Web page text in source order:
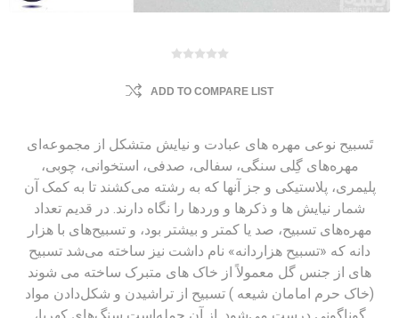
ADD TO COMPARE LIST
تَسبیح نوعی مهره های عبادت و نیایش متشکل از مجموعه‌ای
مهره‌های گِلی سنگی، سفالی، صدفی، استخوانی، چوبی،
پلیمری، پلاستیکی و جز آنها که به رشته می‌کشند تا به کمک آن
شمار نیایش ها و ذکرها و وردها را نگاه دارند. در قدیم تعداد
مهره‌های تسبیح، صد یا کمتر و بیشتر بود، و تسبیح‌های با هزار
دانه که «تسبیح هزاردانه» نام داشت نیز ساخته می‌شد تسبیح
های از جنس گل معمولاً از خاک های متبرک ساخته می شوند
(خاک حرم امامان شیعه ) تسبیح از تراشیدن و شکل‌دادن مواد
گوناگونی درست می‌شود. از آن جمله‌است سنگ‌های کهربا،